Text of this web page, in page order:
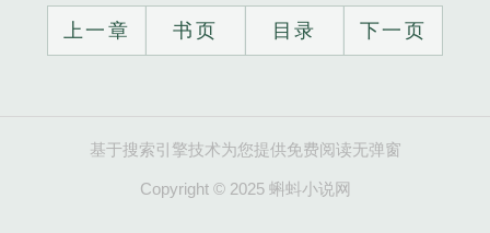
上一章 书页 目录 下一页
基于搜索引擎技术为您提供免费阅读无弹窗
Copyright © 2025 蝌蚪小说网